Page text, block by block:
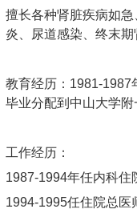
擅长各种肾脏疾病如
炎、尿道感染、终末期
教育经历：1981-1987
毕业分配到中山大学附
工作经历：
1987-1994年任内科住
1994-1995任住院总医